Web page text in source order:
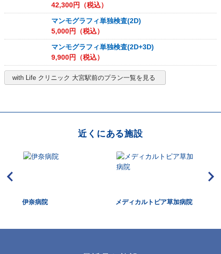
42,300円（税込）
マンモグラフィ単独検査(2D)
5,000円（税込）
マンモグラフィ単独検査(2D+3D)
9,900円（税込）
with Life クリニック 大宮駅前のプラン一覧を見る
近くにある施設
伊奈病院 メディカルトピア草加病院